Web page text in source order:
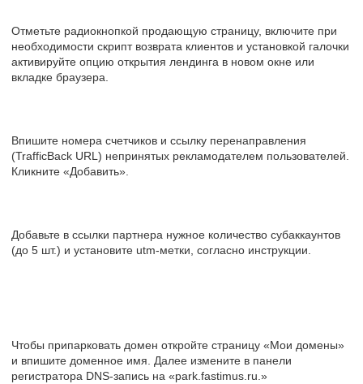
Отметьте радиокнопкой продающую страницу, включите при
необходимости скрипт возврата клиентов и установкой галочки
активируйте опцию открытия лендинга в новом окне или
вкладке браузера.
Впишите номера счетчиков и ссылку перенаправления
(TrafficBack URL) непринятых рекламодателем пользователей.
Кликните «Добавить».
Добавьте в ссылки партнера нужное количество субаккаунтов
(до 5 шт.) и установите utm-метки, согласно инструкции.
Чтобы припарковать домен откройте страницу «Мои домены»
и впишите доменное имя. Далее измените в панели
регистратора DNS-запись на «park.fastimus.ru.»